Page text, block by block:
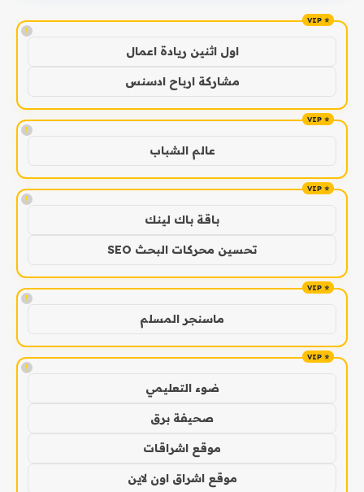
!
اول اثنين ريادة اعمال
مشاركة ارباح ادسنس
!
عالم الشباب
!
باقة باك لينك
تحسين محركات البحث SEO
!
ماسنجر المسلم
!
ضوء التعليمي
صحيفة برق
موقع اشراقات
موقع اشراق اون لاين